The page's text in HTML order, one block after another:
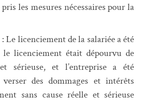
pris les mesures nécessaires pour la
: Le licenciement de la salariée a été
le licenciement était dépourvu de
sérieuse, et l’entreprise a été
des dommages et intérêts
sans cause réelle et sérieuse